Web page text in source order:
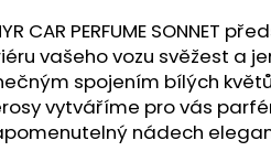
CAR PERFUME
vašeho vozu svěžest a
spojením bílých
vytváříme pro vás
nádech